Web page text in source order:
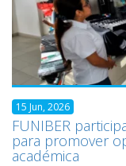
15 Jun, 2026
FUNIBER
para promover
académica